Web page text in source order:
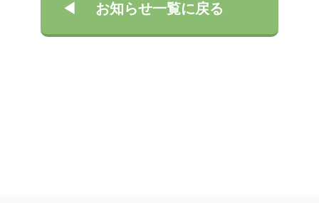
お知らせ一覧に戻る